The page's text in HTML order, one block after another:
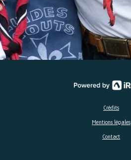
Crédits
Mentions légales
Contact